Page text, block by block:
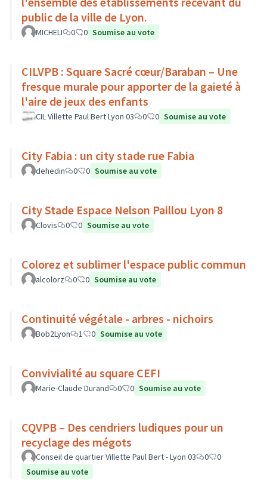
public de la ville de Lyon.
MICHELI 0 0 Soumise au vote
CILVPB : Square Sacré cœur/Baraban – Une
fresque murale pour apporter de la gaieté à
l'aire de jeux des enfants
CIL Villette Paul Bert Lyon 03 0 0 Soumise au vote
City Fabia : un city stade rue Fabia
dehedin 0 0 Soumise au vote
City Stade Espace Nelson Paillou Lyon 8
Clovis 0 0 Soumise au vote
Colorez et sublimer l'espace public commun
alcolorz 0 0 Soumise au vote
Continuité végétale - arbres - nichoirs
Bob2Lyon 1 0 Soumise au vote
Convivialité au square CEFI
Marie-Claude Durand 0 0 Soumise au vote
CQVPB – Des cendriers ludiques pour un
recyclage des mégots
Conseil de quartier Villette Paul Bert - Lyon 03 0
0
Soumise au vote